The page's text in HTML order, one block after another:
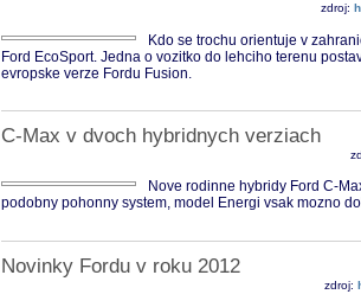
zdroj:
Kdo se trochu orientuje v
Ford EcoSport. Jedna o vozitko do lehciho terenu
evropske verze Fordu Fusion.
C-Max v dvoch hybridnych verziach
Nove rodinne hybridy Ford C-
podobny pohonny system, model Energi vsak mozno
Novinky Fordu v roku 2012
zdroj: